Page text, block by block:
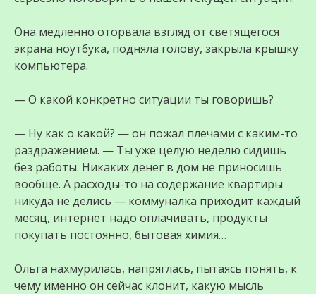
Она медленно оторвала взгляд от светящегося
экрана ноутбука, подняла голову, закрыла крышку
компьютера.
— О какой конкретно ситуации ты говоришь?
— Ну как о какой? — он пожал плечами с каким-то
раздражением. — Ты уже целую неделю сидишь
без работы. Никаких денег в дом не приносишь
вообще. А расходы-то на содержание квартиры
никуда не делись — коммуналка приходит каждый
месяц, интернет надо оплачивать, продукты
покупать постоянно, бытовая химия…
Ольга нахмурилась, напряглась, пытаясь понять, к
чему именно он сейчас клонит, какую мысль